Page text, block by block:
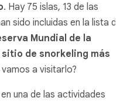
. Hay 75 islas, 13 de las
sido incluidas en la lista
Mundial de la
sitio de snorkeling más
vamos a visitarlo?
una de las actividades